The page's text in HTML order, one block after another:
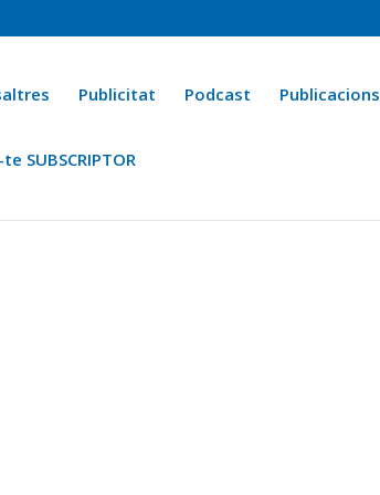
Publicitat Podcast Publicacions
SUBSCRIPTOR
Ara fa 25 anys